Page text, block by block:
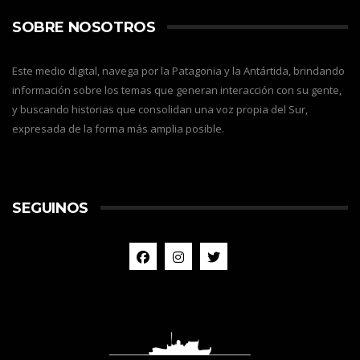
SOBRE NOSOTROS
Este medio digital, navega por la Patagonia y la Antártida, brindando
información sobre los temas que generan interacción con su gente,
y buscando historias que consolidan una voz propia del Sur,
expresada de la forma más amplia posible.
SEGUINOS